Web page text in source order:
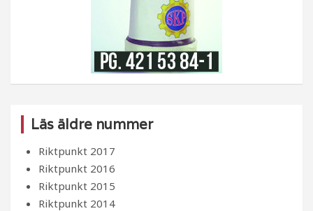
Läs äldre nummer
Riktpunkt 2017
Riktpunkt 2016
Riktpunkt 2015
Riktpunkt 2014